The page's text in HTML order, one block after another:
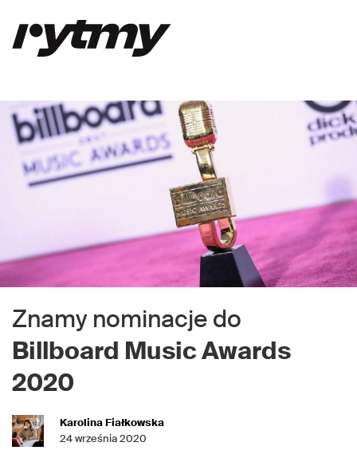
Znamy nominacje do
Billboard Music Awards
2020
Karolina Fiałkowska
24 września 2020